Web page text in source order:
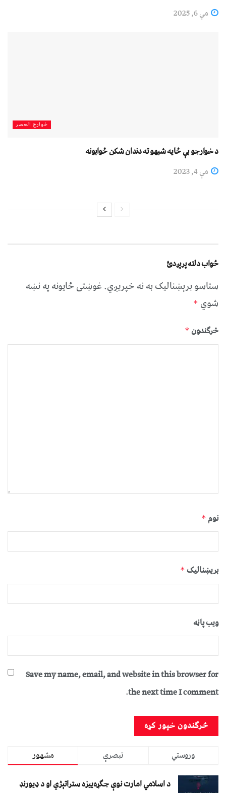
مې 6, 2025
خوارج العصر
د خوارجو بې ځایه شبهو ته دندان شکن ځوابونه
مې 4, 2023
ځواب دلته پرېږدئ
ستاسو برېښناليک به نه خپريږي.غوښتى ځایونه په نښه
شوي *
څرگندون *
نوم *
بریښنالیک *
ویب پاڼه
Save my name, email, and website in this browser for
the next time I comment.
مشهور تبصرې
وروستي
د اسلامي امارت نوې جګړه‌ییزه ستراتېژي او د ډیورنډ